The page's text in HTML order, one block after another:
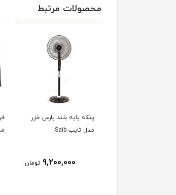
محصولات مرتبط
فن هیتر برقی مگامکس
مدل MQH-5400
4,000,000 تومان